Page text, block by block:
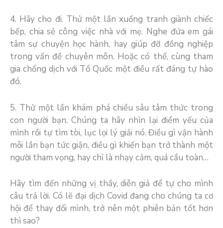
4. Hãy cho đi. Thử một lần xuống tranh giành chiếc
bếp, chia sẻ công việc nhà với mẹ. Nghe đứa em gái
tâm sự chuyện học hành, hay giúp đỡ đồng nghiệp
trong vấn đề chuyên môn. Hoặc có thể, cùng tham
gia chống dịch với Tổ Quốc một điều rất đáng tự hào
đó.
5. Thử một lần khám phá chiều sâu tâm thức trong
con người bạn. Chúng ta hãy nhìn lại điểm yếu của
mình rồi tự tìm tòi, lục lọi lý giải nó. Điều gì vận hành
mỗi lần bạn tức giận, điều gì khiến bạn trở thành một
người tham vọng, hay chỉ là nhạy cảm, quá cầu toàn…
Hãy tìm đến những vị thầy, diễn giả để tự cho mình
câu trả lời. Có lẽ đại dịch Covid đang cho chúng ta cơ
hội để thay đổi mình, trở nên một phiên bản tốt hơn
thì sao?